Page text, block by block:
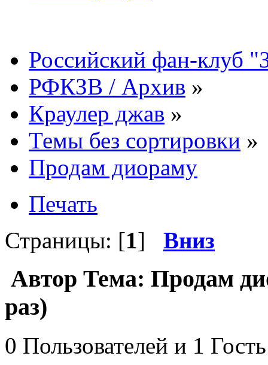
Российский фан-клуб
РФКЗВ / Архив »
Краулер джав »
Темы без сортировки »
Продам диораму
Печать
Страницы: [1] Вниз
Автор Тема: Продам
раз)
0 Пользователей и 1